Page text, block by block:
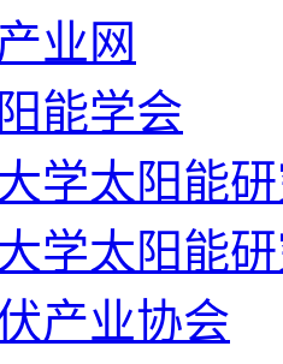
业网
能学会
学太阳能
学太阳能
产业协会